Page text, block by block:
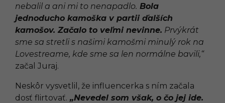
nebalil a ani mi to nenapadlo. Bola
jednoducho kamoška v partii ďalších
kamošov. Začalo to veľmi nevinne. Prvýkrát
sme sa stretli s našimi kamošmi minulý rok na
Lovestreame, kde sme sa len normálne bavili,“
začal Juraj.
Neskôr vysvetlil, že influencerka s ním začala
dosť flirtovať. „Nevedel som však, o čo jej ide.